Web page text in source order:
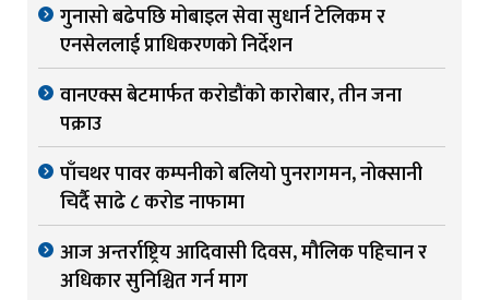
गुनासो बढेपछि मोबाइल सेवा सुधार्न टेलिकम र
एनसेललाई प्राधिकरणको निर्देशन
वानएक्स बेटमार्फत करोडौंको कारोबार, तीन जना
पक्राउ
पाँचथर पावर कम्पनीको बलियो पुनरागमन, नोक्सानी
चिर्दै साढे ८ करोड नाफामा
आज अन्तर्राष्ट्रिय आदिवासी दिवस, मौलिक पहिचान र
अधिकार सुनिश्चित गर्न माग